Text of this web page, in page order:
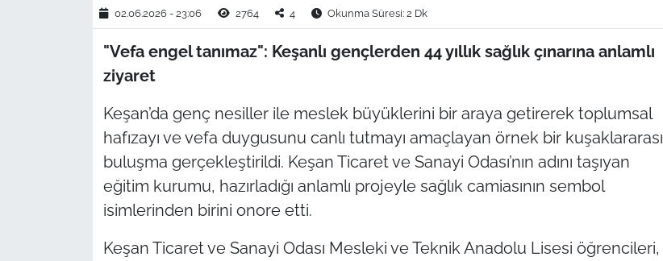
02.06.2026 - 23:06 2764 4 Okunma Süresi: 2 Dk
"Vefa engel tanımaz": Keşanlı gençlerden 44 yıllık sağlık çınarına anlamlı
ziyaret
Keşan’da genç nesiller ile meslek büyüklerini bir araya getirerek toplumsal
hafızayı ve vefa duygusunu canlı tutmayı amaçlayan örnek bir kuşaklararası
buluşma gerçekleştirildi. Keşan Ticaret ve Sanayi Odası’nın adını taşıyan
eğitim kurumu, hazırladığı anlamlı projeyle sağlık camiasının sembol
isimlerinden birini onore etti.
Keşan Ticaret ve Sanayi Odası Mesleki ve Teknik Anadolu Lisesi öğrencileri,
ÇANAKKALE
TÜRKİYE